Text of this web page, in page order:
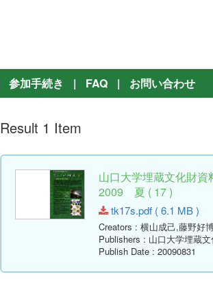
参加手続き | FAQ | お問い合わせ
Result 1 Item
山口大学埋蔵文化財
2009 夏 ( 17 )
tk17s.pdf ( 6.1 MB )
Creators : 横山成己,藤野好
Publishers : 山口大学埋蔵
Publish Date : 20090831